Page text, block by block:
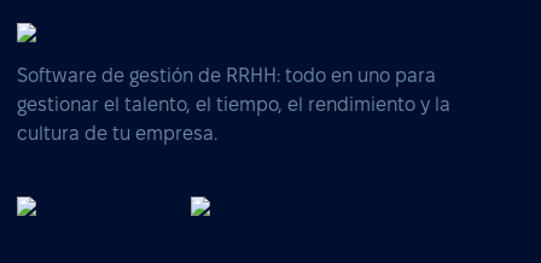
Software de gestión de RRHH: todo en uno para
gestionar el talento, el tiempo, el rendimiento y la
cultura de tu empresa.